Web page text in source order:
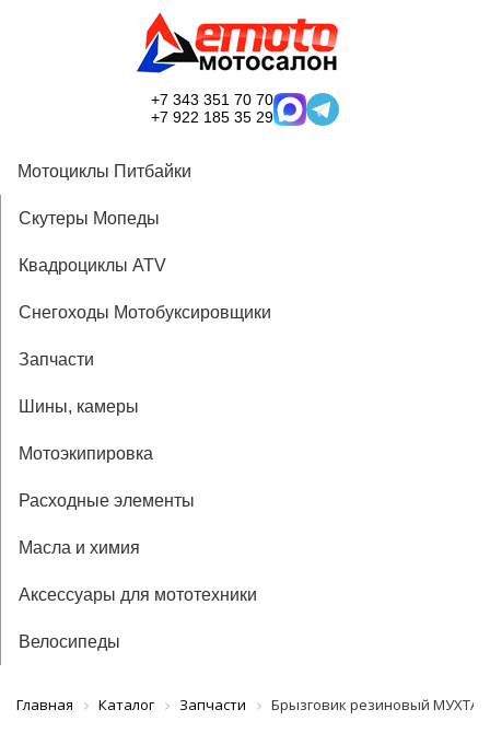
+7 343 351 70 70
+7 922 185 35 29
Мотоциклы Питбайки
Скутеры Мопеды
Квадроциклы ATV
Снегоходы Мотобуксировщики
Запчасти
Шины, камеры
Мотоэкипировка
Расходные элементы
Масла и химия
Аксессуары для мототехники
Велосипеды
Главная Каталог Запчасти Брызговик резиновый